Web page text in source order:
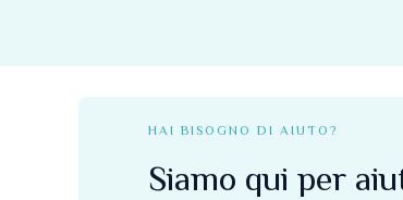
HAI BISOGNO DI AIUTO?
Siamo qui per